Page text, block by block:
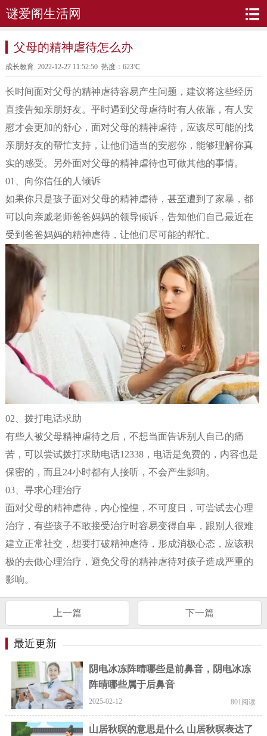
谜爱阁生活网
父母的精神虐待怎么办
成长教育2022-12-27 11:52:50 热度：623℃
长时间面对父母的精神虐待容易产生问题，建议将这些经历
直接告知亲朋好友。平时遇到父母虐待时有人依靠，有人安
慰才会更加的舒心，面对父母的精神虐待，应该尽可能的找
亲朋好友的帮忙支持，让他们适当的安慰你，能够理解你真
实的感受。另外面对父母的精神虐待也可做其他的事情。
01、向你信任的人倾诉
如果你只是孩子面对父母的精神虐待，甚至遭到了家暴，都
可以向亲戚老师爸爸妈妈的领导倾诉，告知他们自己最近在
受到爸爸妈妈的精神虐待，让他们尽可能的帮忙。
02、拨打电话求助
有些人被父母精神虐待之后，不想当面告诉别人自己的痛
苦，可以尝试拨打求助电话12338，电话是免费的，内容也是
保密的，而且24小时都有人接听，不会产生影响。
03、寻求心理治疗
面对父母的精神虐待，内心惶惶，不可度日，可尝试去心理
治疗，有些孩子不敢接受治疗时容易变得自卑，跟别人很难
建立正常社交，想要打破精神虐待，形成消极心态，应该积
极的去做心理治疗，避免父母的精神虐待对孩子造成严重的
影响。
上一篇 下一篇
最近更新
阴电冰冻阵晴哪些是前鼻音，阴电冰冻
阵晴哪些属于后鼻音
2025-02-12 801阅读
山居秋暝的意思是什么 山居秋暝表达了